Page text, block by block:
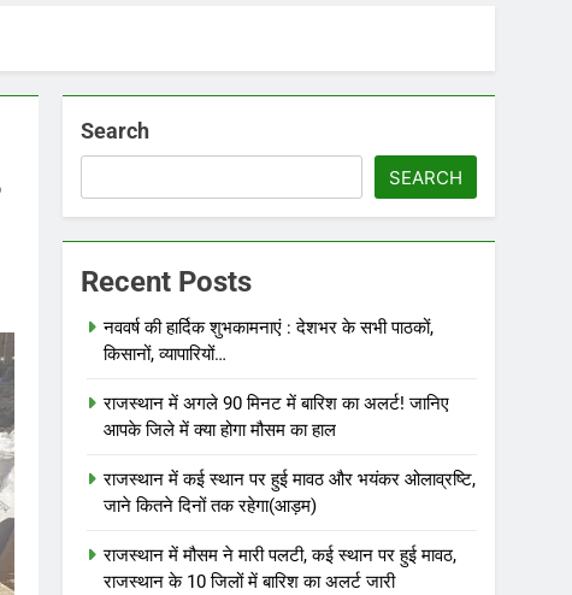
Search
SEARCH
Recent Posts
नववर्ष की हार्दिक शुभकामनाएं : देशभर के सभी पाठकों,
किसानों, व्यापारियों…
राजस्थान में अगले 90 मिनट में बारिश का अलर्ट! जानिए
आपके जिले में क्या होगा मौसम का हाल
राजस्थान में कई स्थान पर हुई मावठ और भयंकर ओलाव्रष्टि,
जाने कितने दिनों तक रहेगा(आड़म)
राजस्थान में मौसम ने मारी पलटी, कई स्थान पर हुई मावठ,
राजस्थान के 10 जिलों में बारिश का अलर्ट जारी